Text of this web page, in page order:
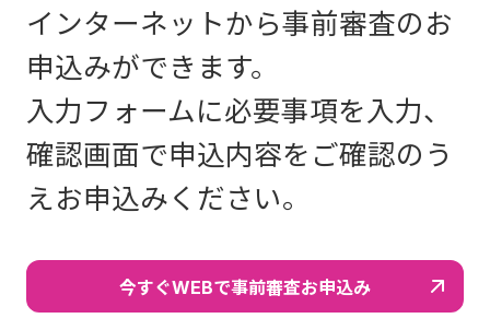
インターネットから事前審査のお
申込みができます。
入力フォームに必要事項を入力、
確認画面で申込内容をご確認のう
えお申込みください。
今すぐWEBで事前審査お申込み